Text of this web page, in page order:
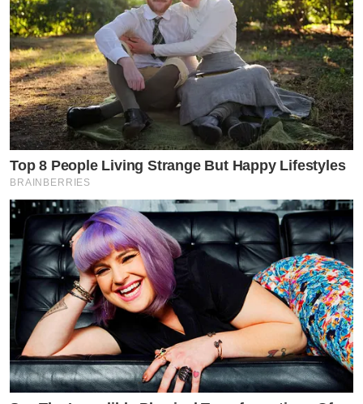
Top 8 People Living Strange But Happy Lifestyles
BRAINBERRIES